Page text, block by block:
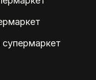
супермаркет